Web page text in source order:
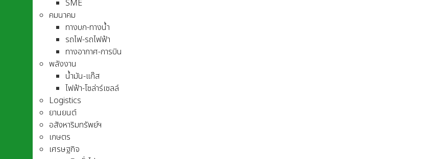
SME
คมนาคม
ทางบก-ทางน้ำ
รถไฟ-รถไฟฟ้า
ทางอากาศ-การบิน
พลังงาน
น้ำมัน-แก๊ส
ไฟฟ้า-โซล่าร์เซลล์
Logistics
ยานยนต์
อสังหาริมทรัพย์ฯ
เกษตร
เศรษฐกิจ